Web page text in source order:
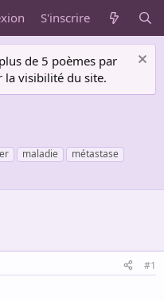
S'inscrire
de 5 poèmes par
la visibilité du site.
maladie
métastase
#1